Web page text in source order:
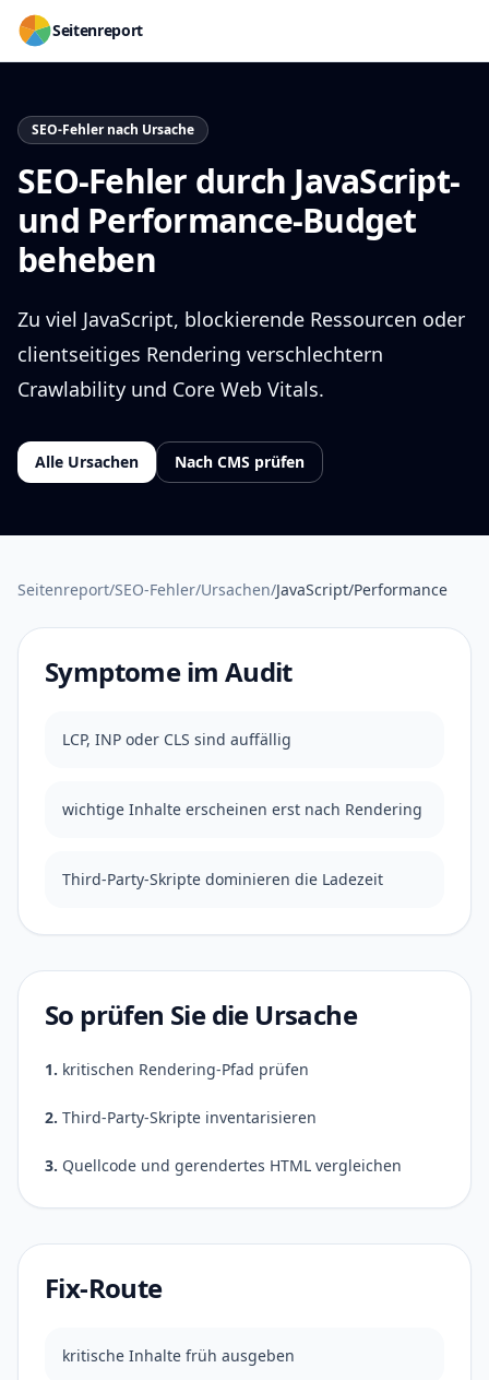
Seitenreport
SEO-Fehler nach Ursache
SEO-Fehler durch JavaScript-
und Performance-Budget
beheben
Zu viel JavaScript, blockierende Ressourcen oder
clientseitiges Rendering verschlechtern
Crawlability und Core Web Vitals.
Alle Ursachen Nach CMS prüfen
Seitenreport/SEO-Fehler/Ursachen/JavaScript/Performance
Symptome im Audit
LCP, INP oder CLS sind auffällig
wichtige Inhalte erscheinen erst nach Rendering
Third-Party-Skripte dominieren die Ladezeit
So prüfen Sie die Ursache
1. kritischen Rendering-Pfad prüfen
2. Third-Party-Skripte inventarisieren
3. Quellcode und gerendertes HTML vergleichen
Fix-Route
kritische Inhalte früh ausgeben